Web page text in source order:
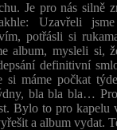
Je pro nás silně
Uzavřeli
potřásli si
album, mysleli si,
definitivní
si máme počkat
bla bla bla…
Bylo to pro kapelu
a album vydat.